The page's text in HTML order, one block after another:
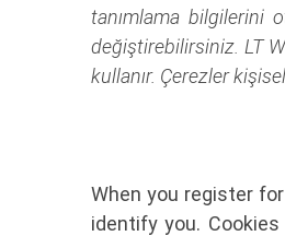
tanımlama bilgilerini
değiştirebilirsiniz. LT
kullanır. Çerezler
When you register
identify you.